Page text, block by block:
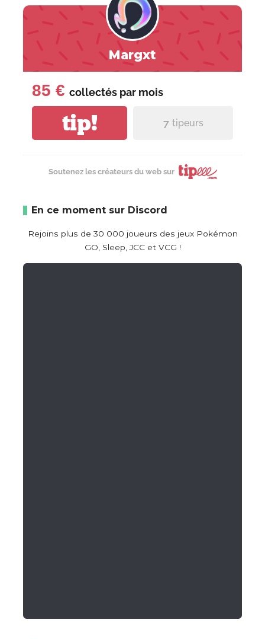
Margxt
85 € collectés par mois
tip! 7 tipeurs
Soutenez les créateurs du web sur
En ce moment sur Discord
Rejoins plus de 30 000 joueurs des jeux Pokémon
GO, Sleep, JCC et VCG !